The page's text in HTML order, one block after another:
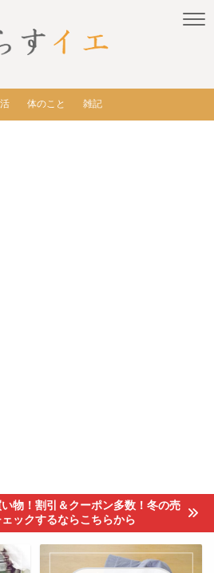
体のこと 雑記
物！割引＆クーポン多数！冬の売
ックするならこちらから